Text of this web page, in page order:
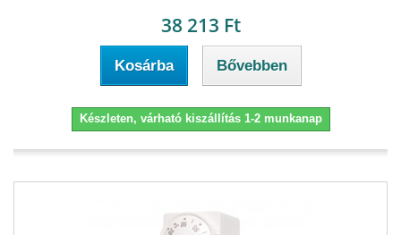
38 213 Ft
Kosárba Bővebben
Készleten, várható kiszállítás 1-2 munkanap